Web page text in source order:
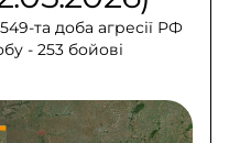
та доба агресії РФ
- 253 бойові